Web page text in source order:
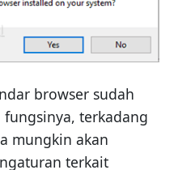
browser sudah
terkadang
mungkin akan
terkait